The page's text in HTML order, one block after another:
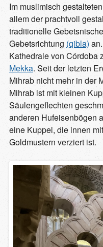
Im muslimisch
allem der prachtvoll
traditionelle
Gebetsrichtung (qibla)
Kathedrale von Córdoba
Mekka. Seit der letzten
Mihrab nicht mehr in der
Mihrab ist mit kleinen
Säulengeflechten
anderen Hufeisenbögen
eine Kuppel, die innen
Goldmustern verziert ist.